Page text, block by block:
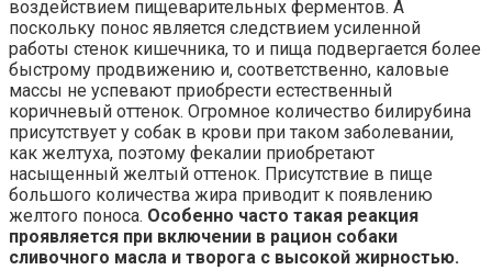
воздействием пищеварительных ферментов. А
поскольку понос является следствием усиленной
работы стенок кишечника, то и пища подвергается более
быстрому продвижению и, соответственно, каловые
массы не успевают приобрести естественный
коричневый оттенок. Огромное количество билирубина
присутствует у собак в крови при таком заболевании,
как желтуха, поэтому фекалии приобретают
насыщенный желтый оттенок. Присутствие в пище
большого количества жира приводит к появлению
желтого поноса. Особенно часто такая реакция
проявляется при включении в рацион собаки
сливочного масла и творога с высокой жирностью.